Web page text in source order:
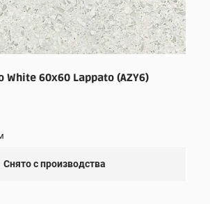
White 60x60 Lappato (AZY6)
Снято с производства